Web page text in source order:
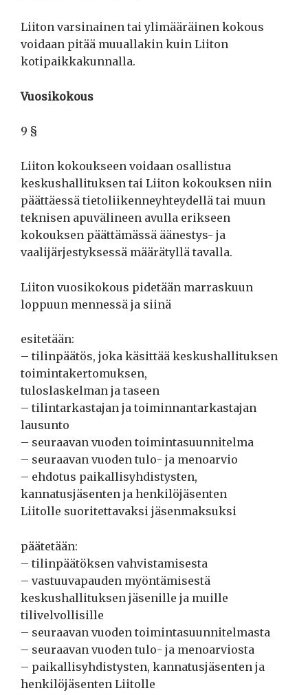
Liiton varsinainen tai ylimääräinen kokous
voidaan pitää muuallakin kuin Liiton
kotipaikkakunnalla.
Vuosikokous
9 §
Liiton kokoukseen voidaan osallistua
keskushallituksen tai Liiton kokouksen niin
päättäessä tietoliikenneyhteydellä tai muun
teknisen apuvälineen avulla erikseen
kokouksen päättämässä äänestys- ja
vaalijärjestyksessä määrätyllä tavalla.
Liiton vuosikokous pidetään marraskuun
loppuun mennessä ja siinä
esitetään:
– tilinpäätös, joka käsittää keskushallituksen
toimintakertomuksen,
tuloslaskelman ja taseen
– tilintarkastajan ja toiminnantarkastajan
lausunto
– seuraavan vuoden toimintasuunnitelma
– seuraavan vuoden tulo- ja menoarvio
– ehdotus paikallisyhdistysten,
kannatusjäsenten ja henkilöjäsenten
Liitolle suoritettavaksi jäsenmaksuksi
päätetään:
– tilinpäätöksen vahvistamisesta
– vastuuvapauden myöntämisestä
keskushallituksen jäsenille ja muille
tilivelvollisille
– seuraavan vuoden toimintasuunnitelmasta
– seuraavan vuoden tulo- ja menoarviosta
– paikallisyhdistysten, kannatusjäsenten ja
henkilöjäsenten Liitolle